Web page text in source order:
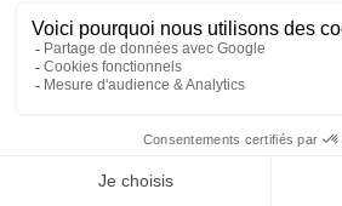
>INFOS LIVE
>WEBCAMS
>REINSURANCE LINE
>KEYCARD
>GRATUITES ET REDUCTIONS